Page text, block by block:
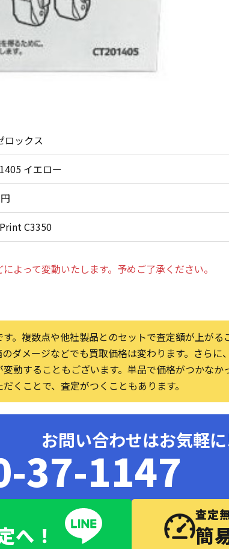
ロックス
イエロー
C3350
よって変動いたします。予めご了承ください。
。複数点や他社製品とのセットで査定額が上がる
ダメージなどでも買取価格は変わります。さらに
動することもございます。単品で価格がつかなか
くことで、査定がつくこともあります。
お問い合わせはお気軽
37-1147
へ！
査定
簡